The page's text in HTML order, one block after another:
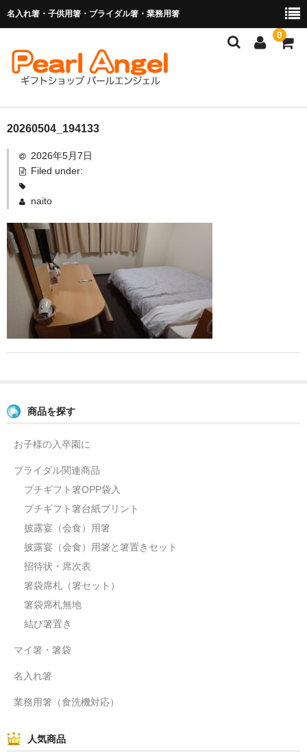
名入れ箸・子供用箸・ブライダル箸・業務用箸
0
商品を探す
お子様の入卒園に
業務用箸（食洗機対応）
マイ箸・箸袋
ご利用ガイド
よくあるご質問
20260504_194133
2026年5月7日
Filed under:
naito
商品を探す
お子様の入卒園に
ブライダル関連商品
プチギフト箸OPP袋入
プチギフト箸台紙プリント
披露宴（会食）用箸
披露宴（会食）用箸と箸置きセット
招待状・席次表
箸袋席札（箸セット）
箸袋席札無地
結び箸置き
マイ箸・箸袋
名入れ箸
業務用箸（食洗機対応）
人気商品